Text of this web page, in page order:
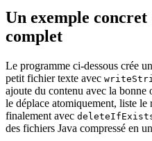
Un exemple
complet
Le programme ci-dessous crée
petit fichier texte avec
ajoute du contenu avec la
le déplace atomiquement, liste le
finalement avec
des fichiers Java compressé en